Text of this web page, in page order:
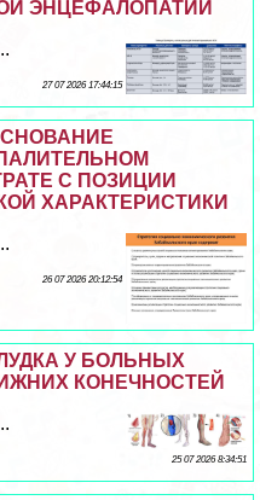
ЭНЦЕФАЛОПАТИИ
27 07 2026 17:44:15
С ПОЗИЦИИ
ХАРАКТЕРИСТИКИ
26 07 2026 20:12:54
У БОЛЬНЫХ
КОНЕЧНОСТЕЙ
25 07 2026 8:34:51